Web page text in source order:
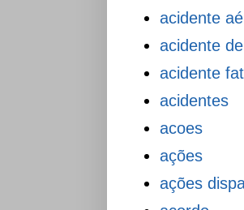
acidente
acidente
acidente
acidentes
acoes
ações
ações